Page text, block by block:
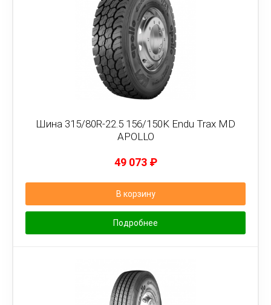
Шина 315/80R-22.5 156/150K Endu Trax MD
APOLLO
49 073 ₽
В корзину
Подробнее